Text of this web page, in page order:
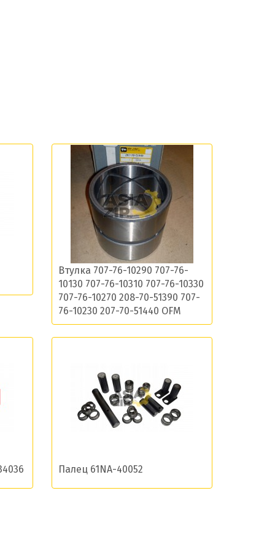
Втулка 707-76-10290 707-76-
10130 707-76-10310 707-76-10330
707-76-10270 208-70-51390 707-
76-10230 207-70-51440 OFM
Палец 61NA-40052